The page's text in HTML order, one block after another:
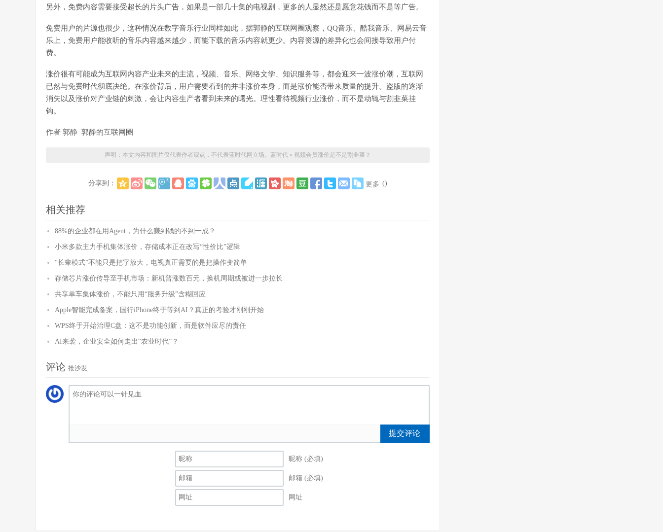
另外，免费内容需要接受超长的片头广告，如果是一部几十集的电视剧，更多的人显然还是愿意花钱而不是等广告。
免费用户的片源也很少，这种情况在数字音乐行业同样如此，据郭静的互联网圈观察，QQ音乐、酷我音乐、网易云音
乐上，免费用户能收听的音乐内容越来越少，而能下载的音乐内容就更少。内容资源的差异化也会间接导致用户付
费。
涨价很有可能成为互联网内容产业未来的主流，视频、音乐、网络文学、知识服务等，都会迎来一波涨价潮，互联网
已然与免费时代彻底决绝。在涨价背后，用户需要看到的并非涨价本身，而是涨价能否带来质量的提升。盗版的逐渐
消失以及涨价对产业链的刺激，会让内容生产者看到未来的曙光。理性看待视频行业涨价，而不是动辄与割韭菜挂
钩。
作者 郭静 郭静的互联网圈
声明：本文内容和图片仅代表作者观点，不代表蓝时代网立场。 蓝时代 » 视频会员涨价是不是割韭菜？
分享到： 更多 ()
相关推荐
88%的企业都在用Agent，为什么赚到钱的不到一成？
小米多款主力手机集体涨价，存储成本正在改写“性价比”逻辑
“长辈模式”不能只是把字放大，电视真正需要的是把操作变简单
存储芯片涨价传导至手机市场：新机普涨数百元，换机周期或被进一步拉长
共享单车集体涨价，不能只用“服务升级”含糊回应
Apple智能完成备案，国行iPhone终于等到AI？真正的考验才刚刚开始
WPS终于开始治理C盘：这不是功能创新，而是软件应尽的责任
AI来袭，企业安全如何走出“农业时代”？
评论 抢沙发
提交评论
昵称 (必填)
邮箱 (必填)
网址